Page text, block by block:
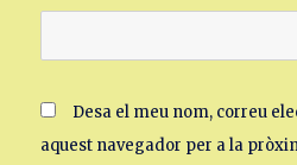
Desa el meu nom, correu
aquest navegador per a la